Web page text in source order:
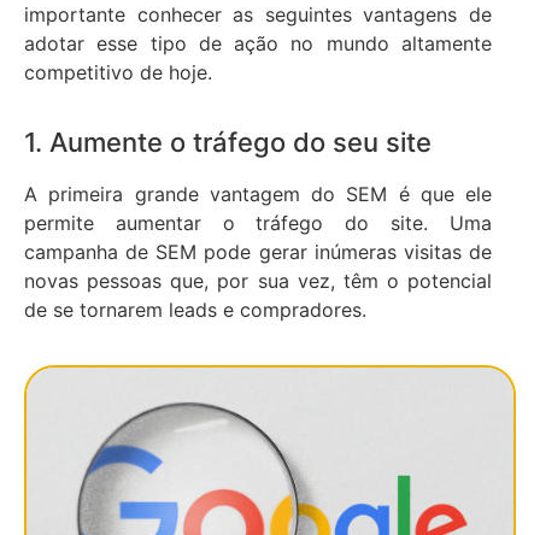
importante conhecer as seguintes vantagens de
adotar esse tipo de ação no mundo altamente
competitivo de hoje.
1. Aumente o tráfego do seu site
A primeira grande vantagem do SEM é que ele
permite aumentar o tráfego do site. Uma
campanha de SEM pode gerar inúmeras visitas de
novas pessoas que, por sua vez, têm o potencial
de se tornarem leads e compradores.